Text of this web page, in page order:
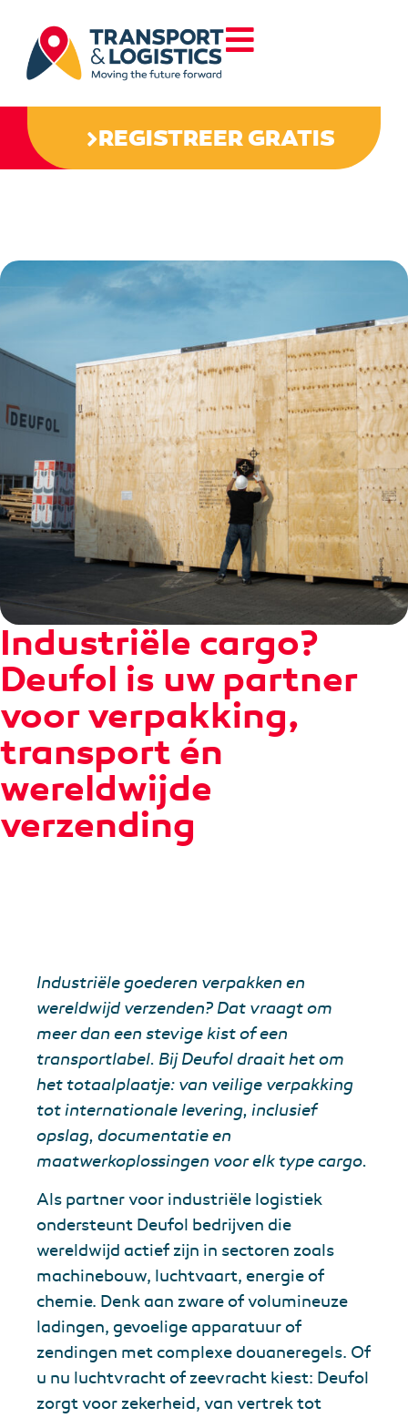
REGISTREER GRATIS
Industriële cargo?
Deufol is uw partner
voor verpakking,
transport én
wereldwijde
verzending
Industriële goederen verpakken en
wereldwijd verzenden? Dat vraagt om
meer dan een stevige kist of een
transportlabel. Bij Deufol draait het om
het totaalplaatje: van veilige verpakking
tot internationale levering, inclusief
opslag, documentatie en
maatwerkoplossingen voor elk type cargo.
Als partner voor industriële logistiek
ondersteunt Deufol bedrijven die
wereldwijd actief zijn in sectoren zoals
machinebouw, luchtvaart, energie of
chemie. Denk aan zware of volumineuze
ladingen, gevoelige apparatuur of
zendingen met complexe douaneregels. Of
u nu luchtvracht of zeevracht kiest: Deufol
zorgt voor zekerheid, van vertrek tot